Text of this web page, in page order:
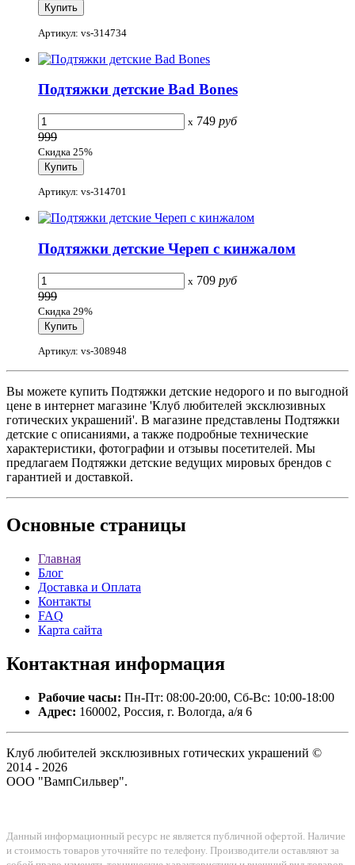
Артикул: vs-314734
Подтяжки детские Bad Bones
x 749 руб
999
Скидка 25%
Артикул: vs-314701
Подтяжки детские Череп с кинжалом
x 709 руб
999
Скидка 29%
Артикул: vs-308948
Вы можете купить Подтяжки детские недорого и по выгодной
цене в интернет магазине 'Клуб любителей эксклюзивных
готических украшений'. В магазине представлены Подтяжки
детские с описаниями, а также подробные технические
характеристики, фотографии и отзывы посетителей. Мы
предлагаем Подтяжки детские ведущих мировых брендов с
гарантией и доставкой.
Основные страницы
Главная
Блог
Доставка и Оплата
Контакты
FAQ
Карта сайта
Контактная информация
Рабочие часы: Пн-Пт: 08:00-20:00, Сб-Вс: 10:00-18:00
Адрес: 160002, Россия, г. Вологда, а/я 6
Клуб любителей эксклюзивных готических украшений ©
2014 - 2026
ООО "ВампСильвер".
Данный информационный ресурс не является публичной офертой. Наличие
и стоимость товаров уточняйте по телефону. Производители оставляют за